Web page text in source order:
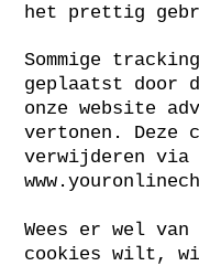
het prettig
Sommige
geplaatst door
onze website
vertonen. Deze
verwijderen via
Wees er wel
cookies wilt,